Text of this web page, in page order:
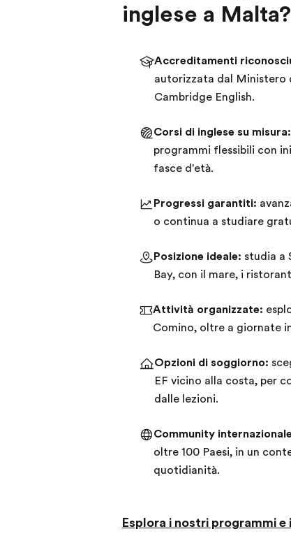
inglese a Malta?
Accreditamenti
autorizzata dal Ministero
Cambridge English.
Corsi di inglese su misura:
programmi flessibili con
fasce d'età.
Progressi garantiti:
o continua a studiare
Posizione ideale: studia a
Bay, con il mare, i
Attività organizzate:
Comino, oltre a giornate
Opzioni di soggiorno:
EF vicino alla costa, per
dalle lezioni.
Community
oltre 100 Paesi, in un
quotidianità.
Esplora i nostri programmi e